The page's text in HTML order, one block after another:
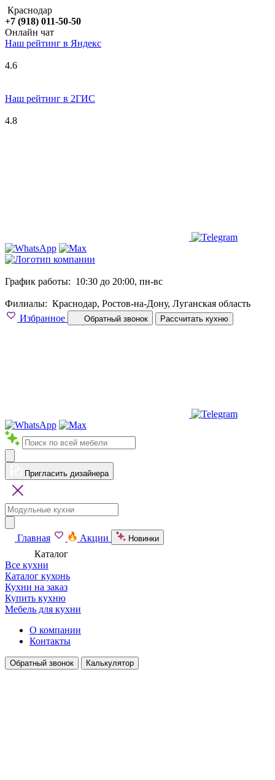
Краснодар
+7 (918) 011-50-50
Онлайн чат
Наш рейтинг в Яндекс
4.6
Наш рейтинг в 2ГИС
4.8
График работы: 10:30 до 20:00, пн-вс
Филиалы: Краснодар, Ростов-на-Дону, Луганская область
Избранное
Обратный звонок Рассчитать кухню
Пригласить дизайнера
Главная Акции Новинки
Каталог
Все кухни
Каталог кухонь
Кухни на заказ
Купить кухню
Мебель для кухни
О компании
Контакты
Обратный звонок Калькулятор